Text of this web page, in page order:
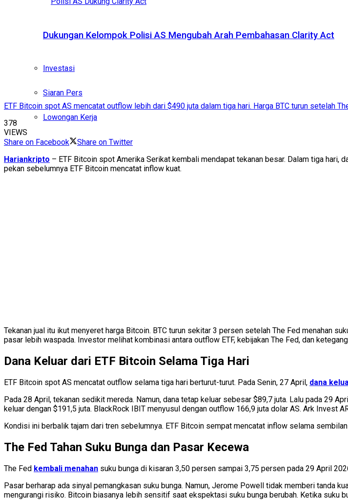
Dukungan Kelompok Polisi AS Mengubah Arah Pembahasan Clarity Act
Investasi
Siaran Pers
Lowongan Kerja
ETF Bitcoin spot AS mencatat outflow lebih dari $490 juta dalam tiga hari. Harga BTC turun setelah
378
VIEWS
Share on Facebook
Share on Twitter
Hariankripto – ETF Bitcoin spot Amerika Serikat kembali mendapat tekanan besar. Dalam tiga hari,
pekan sebelumnya ETF Bitcoin mencatat inflow kuat.
Tekanan jual itu ikut menyeret harga Bitcoin. BTC turun sekitar 3 persen setelah The Fed menahan
pasar lebih waspada. Investor melihat kombinasi antara outflow ETF, kebijakan The Fed, dan
Dana Keluar dari ETF Bitcoin Selama Tiga Hari
ETF Bitcoin spot AS mencatat outflow selama tiga hari berturut-turut. Pada Senin, 27 April, dana
Pada 28 April, tekanan sedikit mereda. Namun, dana tetap keluar sebesar $89,7 juta. Lalu pada 29
keluar dengan $191,5 juta. BlackRock IBIT menyusul dengan outflow 166,9 juta dolar AS. Ark Invest
Kondisi ini berbalik tajam dari tren sebelumnya. ETF Bitcoin sempat mencatat inflow selama
The Fed Tahan Suku Bunga dan Pasar Kecewa
The Fed kembali menahan suku bunga di kisaran 3,50 persen sampai 3,75 persen pada 29 April
Pasar berharap ada sinyal pemangkasan suku bunga. Namun, Jerome Powell tidak memberi tanda
mengurangi risiko. Bitcoin biasanya lebih sensitif saat ekspektasi suku bunga berubah. Ketika